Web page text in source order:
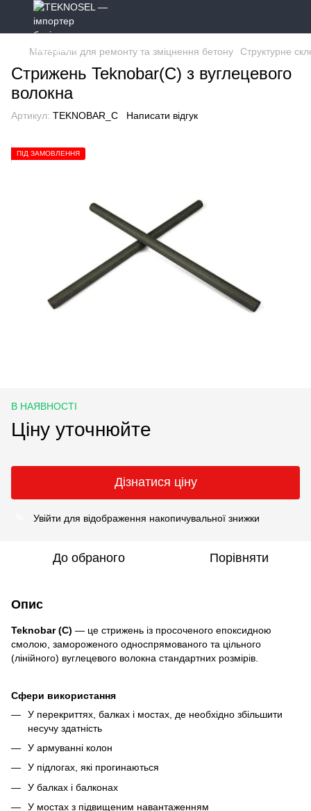
Матеріали для ремонту та зміцнення бетону Структурне
Стрижень Teknobar(C) з вуглецевого
волокна
Артикул: TEKNOBAR_C Написати відгук
ПІД ЗАМОВЛЕННЯ
В НАЯВНОСТІ
Ціну уточнюйте
Дізнатися ціну
Увійти для відображення накопичувальної знижки
До обраного Порівняти
Опис
Teknobar (C) — це стрижень із просоченого епоксидною
смолою, замороженого односпрямованого та цільного
(лінійного) вуглецевого волокна стандартних розмірів.
Сфери використання
У перекриттях, балках і мостах, де необхідно збільшити
несучу здатність
У армуванні колон
У підлогах, які прогинаються
У балках і балконах
У мостах з підвищеним навантаженням